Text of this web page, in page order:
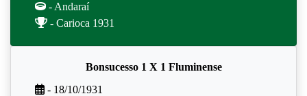
- Andaraí
- Carioca 1931
Bonsucesso 1 X 1 Fluminense
- 18/10/1931